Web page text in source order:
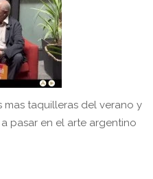
mas taquilleras del verano y
pasar en el arte argentino